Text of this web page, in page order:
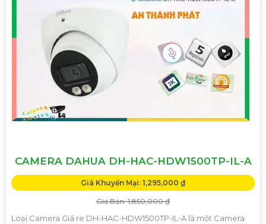
CAMERA DAHUA DH-HAC-HDW1500TP-IL-A
Giá Khuyến Mại: 1,295,000 ₫
Giá Bán: 1,850,000 ₫
Loại Camera Giá re DH-HAC-HDW1500TP-IL-A là một Camera